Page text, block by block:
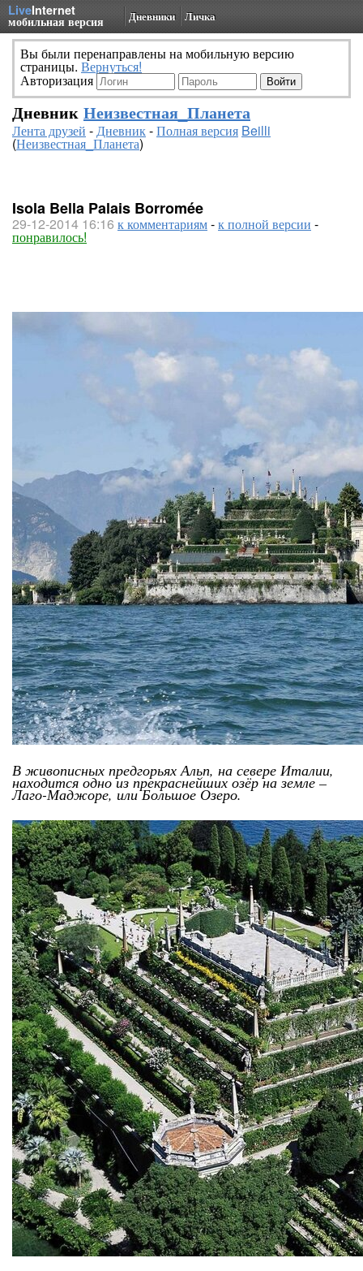
LiveInternet
мобильная версия Дневники Личка
Вы были перенаправлены на мобильную версию
страницы. Вернуться!
Авторизация
Дневник Неизвестная_Планета
Лента друзей -Дневник-Полная версия Beilli
(Неизвестная_Планета)
Isola Bella Palais Borromée
29-12-2014 16:16 к комментариям-к полной версии -
понравилось!
В живописных предгорьях Альп, на севере Италии,
находится одно из прекраснейших озёр на земле –
Лаго-Маджоре, или Большое Озеро.